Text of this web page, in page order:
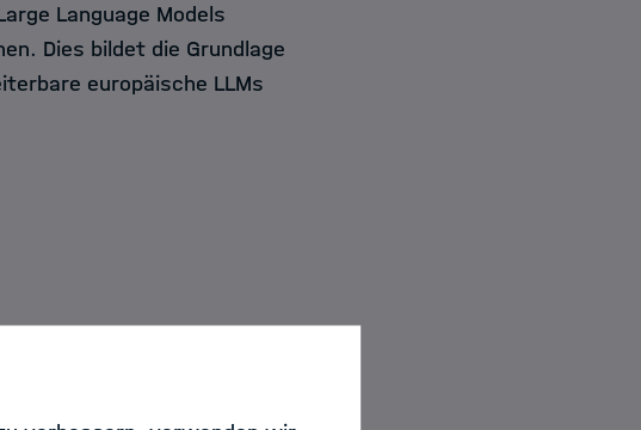
Language Models
Dies bildet die Grundlage
europäische LLMs
für Informatik an der